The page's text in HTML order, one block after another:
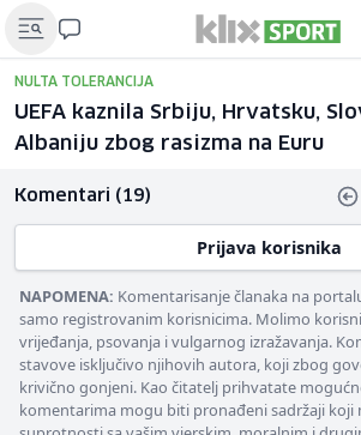
NULTA TOLERANCIJA
UEFA kaznila Srbiju, Hrvatsku,
Albaniju zbog rasizma na Euru
Komentari (19)
Prijava korisnika
NAPOMENA: Komentarisanje članaka na
samo registrovanim korisnicima. Molimo
vrijeđanja, psovanja i vulgarnog izražavanja.
stavove isključivo njihovih autora, koji zbog
krivično gonjeni. Kao čitatelj prihvatate
komentarima mogu biti pronađeni sadržaji koji